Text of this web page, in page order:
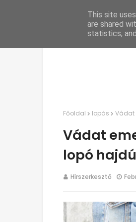
Főoldal lopás Vádat
Vádat
lopó
Hírszerkesztő
This site
are shared
statistics,